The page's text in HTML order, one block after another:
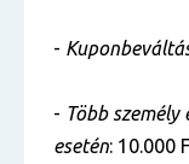
-
- Több
esetén: 10.000